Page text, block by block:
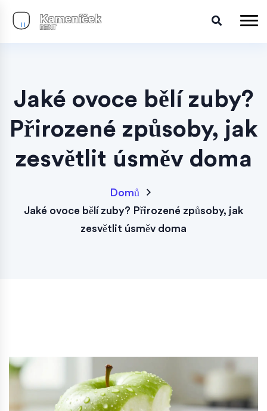
Jaké ovoce bělí zuby?
Přirozené způsoby, jak
zesvětlit úsměv doma
Domů
Jaké ovoce bělí zuby? Přirozené způsoby, jak
zesvětlit úsměv doma